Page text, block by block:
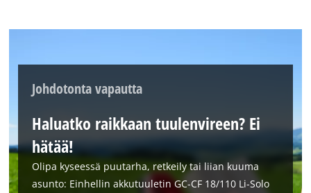
Johdotonta vapautta
Haluatko raikkaan tuulenvireen? Ei
hätää!
Olipa kyseessä puutarha, retkeily tai liian kuuma
asunto: Einhellin akkutuuletin GC-CF 18/110 Li-Solo